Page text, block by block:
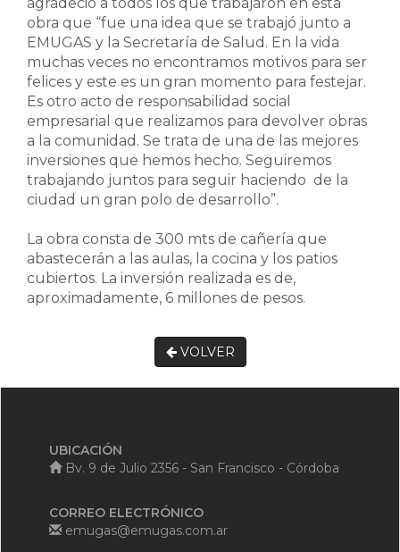
obra que “fue una idea que se trabajó junto a
EMUGAS y la Secretaría de Salud. En la vida
muchas veces no encontramos motivos para ser
felices y este es un gran momento para festejar.
Es otro acto de responsabilidad social
empresarial que realizamos para devolver obras
a la comunidad. Se trata de una de las mejores
inversiones que hemos hecho. Seguiremos
trabajando juntos para seguir haciendo de la
ciudad un gran polo de desarrollo”.
La obra consta de 300 mts de cañería que
abastecerán a las aulas, la cocina y los patios
cubiertos. La inversión realizada es de,
aproximadamente, 6 millones de pesos.
VOLVER
UBICACIÓN
Bv. 9 de Julio 2356 - San Francisco - Córdoba
CORREO ELECTRÓNICO
emugas@emugas.com.ar